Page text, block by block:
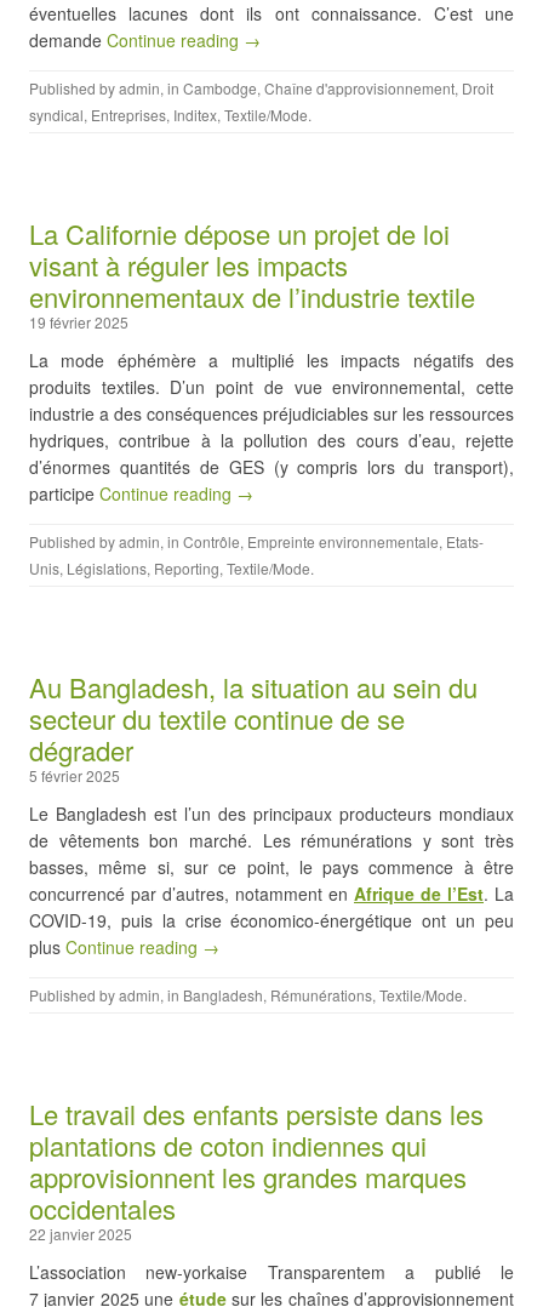
éventuelles lacunes dont ils ont connaissance. C’est une
demande Continue reading →
Published byadmin, in Cambodge, Chaîne d'approvisionnement, Droit
syndical, Entreprises, Inditex, Textile/Mode.
La Californie dépose un projet de loi
visant à réguler les impacts
environnementaux de l’industrie textile
19 février 2025
La mode éphémère a multiplié les impacts négatifs des
produits textiles. D’un point de vue environnemental, cette
industrie a des conséquences préjudiciables sur les ressources
hydriques, contribue à la pollution des cours d’eau, rejette
d’énormes quantités de GES (y compris lors du transport),
participe Continue reading →
Published byadmin, in Contrôle, Empreinte environnementale, Etats-
Unis, Législations, Reporting, Textile/Mode.
Au Bangladesh, la situation au sein du
secteur du textile continue de se
dégrader
5 février 2025
Le Bangladesh est l’un des principaux producteurs mondiaux
de vêtements bon marché. Les rémunérations y sont très
basses, même si, sur ce point, le pays commence à être
concurrencé par d’autres, notamment en Afrique de l’Est. La
COVID-19, puis la crise économico-énergétique ont un peu
plus Continue reading →
Published byadmin, in Bangladesh, Rémunérations, Textile/Mode.
Le travail des enfants persiste dans les
plantations de coton indiennes qui
approvisionnent les grandes marques
occidentales
22 janvier 2025
L’association new-yorkaise Transparentem a publié le
7 janvier 2025 une étudesur les chaînes d’approvisionnement